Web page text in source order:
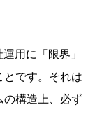
用に「限界」
とです。それは
の構造上、必ず